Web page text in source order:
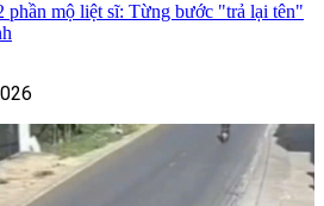
mộ liệt sĩ: Từng bước "trả lại tên"